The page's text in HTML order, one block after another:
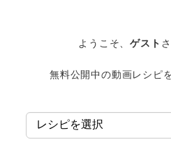
ようこそ、ゲスト
無料公開中の動画レシピ